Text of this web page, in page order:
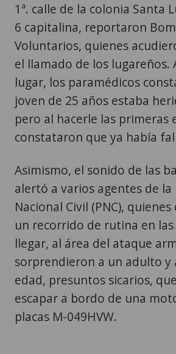
1ª. calle de la colonia Santa
6 capitalina, reportaron
Voluntarios, quienes
el llamado de los lugareños.
lugar, los paramédicos
joven de 25 años estaba
pero al hacerle las primeras
constataron que ya había
Asimismo, el sonido de las
alertó a varios agentes de la
Nacional Civil (PNC),
un recorrido de rutina en las
llegar, al área del ataque
sorprendieron a un adulto y
edad, presuntos sicarios,
escapar a bordo de una
placas M-049HVW.